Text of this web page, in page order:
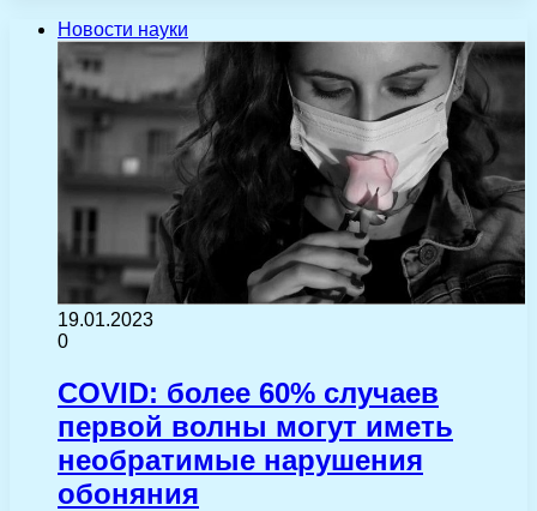
Новости науки
19.01.2023
0
COVID: более 60% случаев
первой волны могут иметь
необратимые нарушения
обоняния